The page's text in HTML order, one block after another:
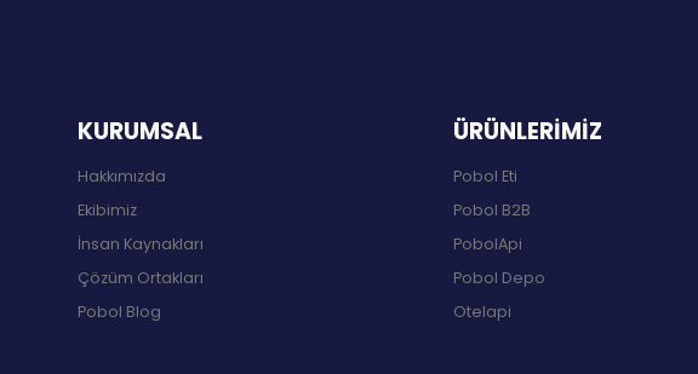
KURUMSAL
Hakkımızda
Ekibimiz
İnsan Kaynakları
Çözüm Ortakları
Pobol Blog
ÜRÜNLERİMİZ
Pobol Eti
Pobol B2B
PobolApi
Pobol Depo
Otelapi